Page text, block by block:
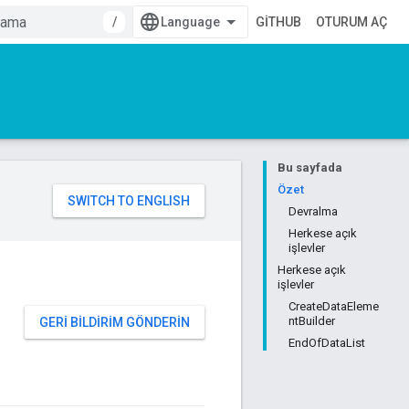
/ GITHUB OTURUM AÇ
Bu sayfada
Özet
Devralma
Herkese açık
işlevler
Herkese açık
işlevler
CreateDataEleme
ntBuilder
EndOfDataList
GERI BILDIRIM GÖNDERIN